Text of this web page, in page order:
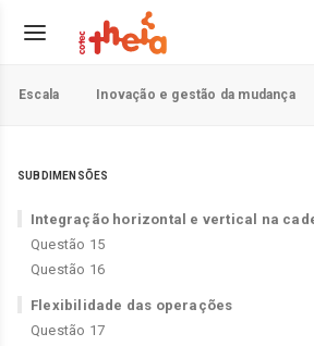
Escala Inovação e gestão da mudança
SUBDIMENSÕES
Integração horizontal e vertical na
Questão 15
Questão 16
Flexibilidade das operações
Questão 17